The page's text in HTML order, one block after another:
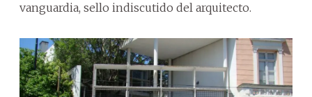
vanguardia, sello indiscutido del arquitecto.